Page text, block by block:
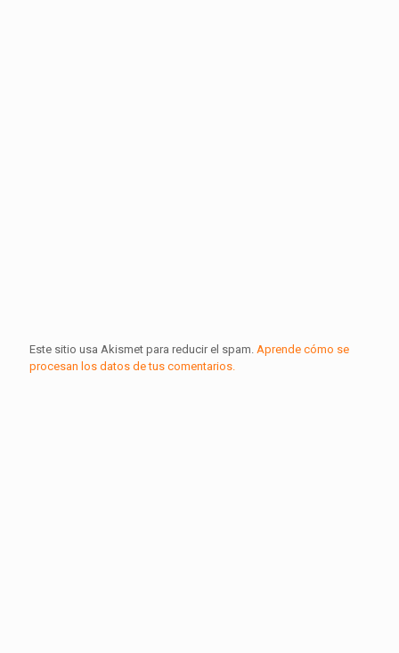
Este sitio usa Akismet para reducir el spam. Aprende cómo se
procesan los datos de tus comentarios.